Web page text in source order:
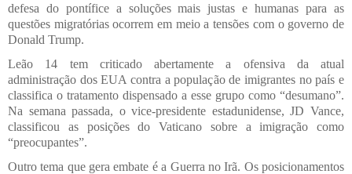
defesa do pontífice a soluções mais justas e humanas para as
questões migratórias ocorrem em meio a tensões com o governo de
Donald Trump.
Leão 14 tem criticado abertamente a ofensiva da atual
administração dos EUA contra a população de imigrantes no país e
classifica o tratamento dispensado a esse grupo como “desumano”.
Na semana passada, o vice-presidente estadunidense, JD Vance,
classificou as posições do Vaticano sobre a imigração como
“preocupantes”.
Outro tema que gera embate é a Guerra no Irã. Os posicionamentos